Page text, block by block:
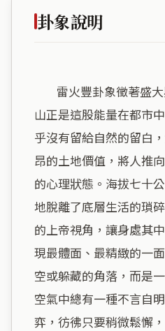
卦象說明
山正是這股能量在都市
乎沒有留給自然的留白
昂的土地價值，將人推
的心理狀態。海拔七十
地脫離了底層生活的瑣
的上帝視角，讓身處其
現最體面、最精緻的一
空或躲藏的角落，而是
空氣中總有一種不言自
弈，彷彿只要稍微鬆懈